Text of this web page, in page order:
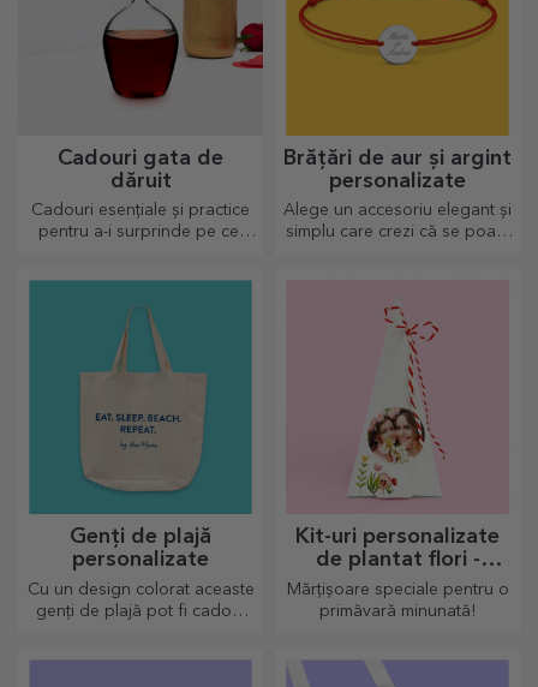
Cadouri gata de
dăruit
Cadouri esențiale și practice
pentru a-i surprinde pe cei
Brățări de aur și argint
personalizate
Alege un accesoriu elegant și
simplu care crezi că se poate
Genți de plajă
personalizate
Cu un design colorat aceaste
genți de plajă pot fi cadoul
Kit-uri personalizate
de plantat flori -
mărțișor piramidă
Mărțișoare speciale pentru o
primăvară minunată!